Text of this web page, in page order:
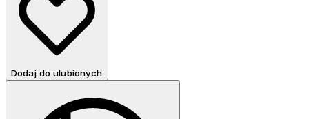
Dodaj do ulubionych